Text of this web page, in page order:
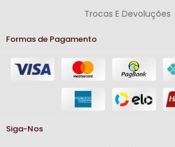
Trocas E Devoluções
Formas de Pagamento
Siga-Nos